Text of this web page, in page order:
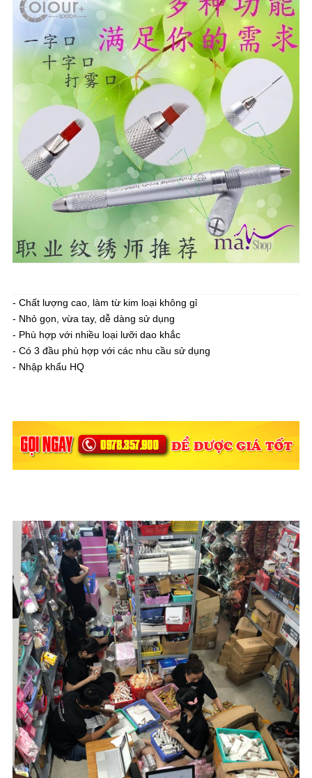
- Chất lượng cao, làm từ kim loại không gỉ
- Nhỏ gọn, vừa tay, dễ dàng sử dụng
- Phù hợp với nhiều loại lưỡi dao khắc
- Có 3 đầu phù hợp với các nhu cầu sử dụng
- Nhập khẩu HQ